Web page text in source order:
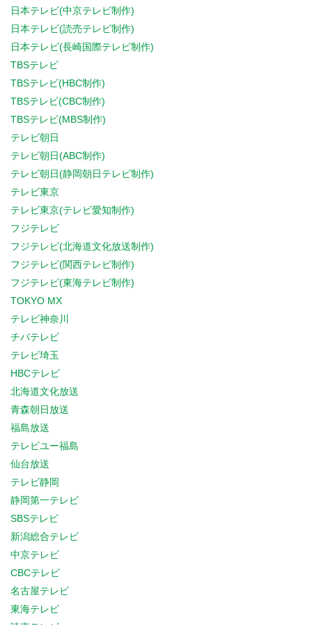
日本テレビ(中京テレビ制作)
日本テレビ(読売テレビ制作)
日本テレビ(長崎国際テレビ制作)
TBSテレビ
TBSテレビ(HBC制作)
TBSテレビ(CBC制作)
TBSテレビ(MBS制作)
テレビ朝日
テレビ朝日(ABC制作)
テレビ朝日(静岡朝日テレビ制作)
テレビ東京
テレビ東京(テレビ愛知制作)
フジテレビ
フジテレビ(北海道文化放送制作)
フジテレビ(関西テレビ制作)
フジテレビ(東海テレビ制作)
TOKYO MX
テレビ神奈川
チバテレビ
テレビ埼玉
HBCテレビ
北海道文化放送
青森朝日放送
福島放送
テレビユー福島
仙台放送
テレビ静岡
静岡第一テレビ
SBSテレビ
新潟総合テレビ
中京テレビ
CBCテレビ
名古屋テレビ
東海テレビ